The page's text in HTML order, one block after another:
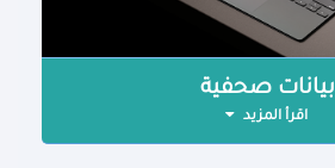
بيانات صحفية
اقرأ المزيد